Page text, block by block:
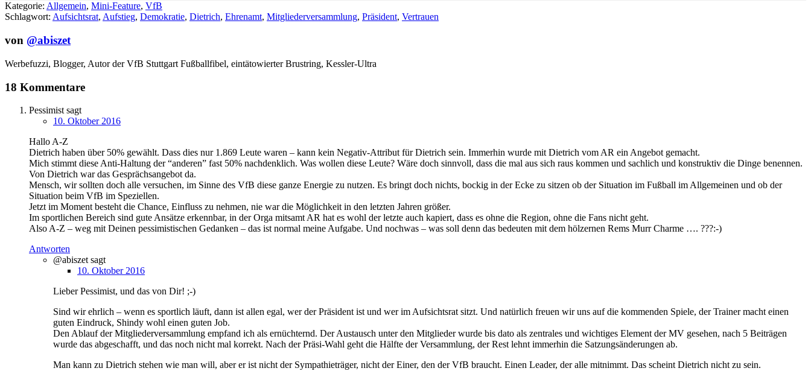
Kategorie: Allgemein, Mini-Feature, VfB
Schlagwort: Aufsichtsrat, Aufstieg, Demokratie, Dietrich, Ehrenamt, Mitgliederversammlung, Präsident, Vertrauen
von @abiszet
Werbefuzzi, Blogger, Autor der VfB Stuttgart Fußballfibel, eintätowierter Brustring, Kessler-Ultra
18 Kommentare
Pessimist sagt
10. Oktober 2016
Hallo A-Z
Dietrich haben über 50% gewählt. Dass dies nur 1.869 Leute waren – kann kein Negativ-Attribut für Dietrich sein. Immerhin wurde mit Dietrich vom AR ein Angebot gemacht.
Mich stimmt diese Anti-Haltung der “anderen” fast 50% nachdenklich. Was wollen diese Leute? Wäre doch sinnvoll, dass die mal aus sich raus kommen und sachlich und konstruktiv die Dinge benennen.
Von Dietrich war das Gesprächsangebot da.
Mensch, wir sollten doch alle versuchen, im Sinne des VfB diese ganze Energie zu nutzen. Es bringt doch nichts, bockig in der Ecke zu sitzen ob der Situation im Fußball im Allgemeinen und ob der
Situation beim VfB im Speziellen.
Jetzt im Moment besteht die Chance, Einfluss zu nehmen, nie war die Möglichkeit in den letzten Jahren größer.
Im sportlichen Bereich sind gute Ansätze erkennbar, in der Orga mitsamt AR hat es wohl der letzte auch kapiert, dass es ohne die Region, ohne die Fans nicht geht.
Also A-Z – weg mit Deinen pessimistischen Gedanken – das ist normal meine Aufgabe. Und nochwas – was soll denn das bedeuten mit dem hölzernen Rems Murr Charme …. ???:-)
Antworten
@abiszet sagt
10. Oktober 2016
Lieber Pessimist, und das von Dir! ;-)
Sind wir ehrlich – wenn es sportlich läuft, dann ist allen egal, wer der Präsident ist und wer im Aufsichtsrat sitzt. Und natürlich freuen wir uns auf die kommenden Spiele, der Trainer macht einen
guten Eindruck, Shindy wohl einen guten Job.
Den Ablauf der Mitgliederversammlung empfand ich als ernüchternd. Der Austausch unter den Mitglieder wurde bis dato als zentrales und wichtiges Element der MV gesehen, nach 5 Beiträgen
wurde das abgeschafft, und das noch nicht mal korrekt. Nach der Präsi-Wahl geht die Hälfte der Versammlung, der Rest lehnt immerhin die Satzungsänderungen ab.
Man kann zu Dietrich stehen wie man will, aber er ist nicht der Sympathieträger, nicht der Einer, den der VfB braucht. Einen Leader, der alle mitnimmt. Das scheint Dietrich nicht zu sein.